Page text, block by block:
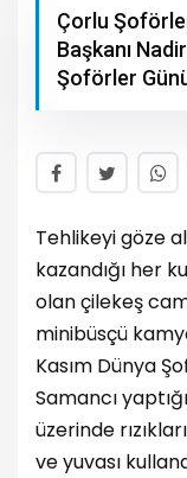
Çorlu
Başkanı
Şoförler
Tehlikeyi göze
kazandığı her
olan çilekeş
minibüsçü
Kasım Dünya
Samancı
üzerinde
ve yuvası